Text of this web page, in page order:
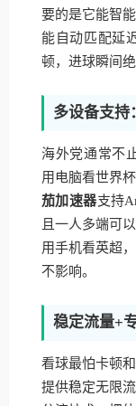
要的是它能智
能自动匹配延
顿，进球瞬间绝
多设备支持
海外党通常不
用电脑看世界
茄加速器支持
且一人多端可
用手机看英超
不影响。
稳定流量+
看球最怕卡顿
提供稳定无限